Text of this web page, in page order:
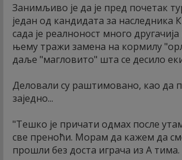
Занимљиво је да је пред почетак
један од кандидата за наследника
сада је реалноност много
њему тражи замена на кормилу
даље "магловито" шта се десило
Деловали су раштимовано, као да
заједно...
"Тешко је причати одмах после
све преноћи. Морам да кажем да
прошли без доста играча из А